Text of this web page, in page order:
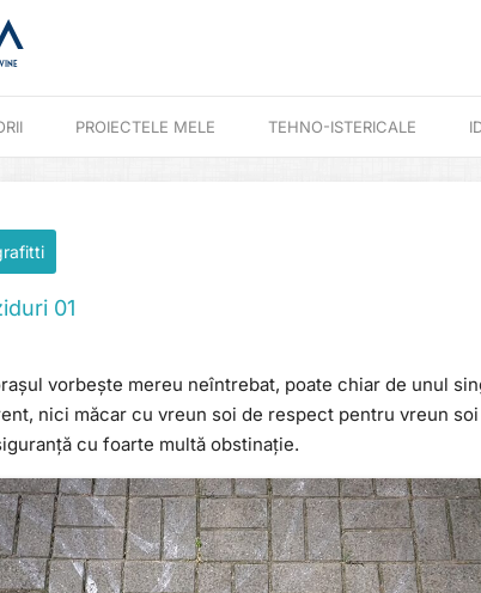
PROIECTELE MELE TEHNO-ISTERICALE
01
vorbește mereu neîntrebat, poate chiar de unul
nici măcar cu vreun soi de respect pentru vreun
cu foarte multă obstinație.